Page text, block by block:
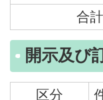
合計
開示及び
区分